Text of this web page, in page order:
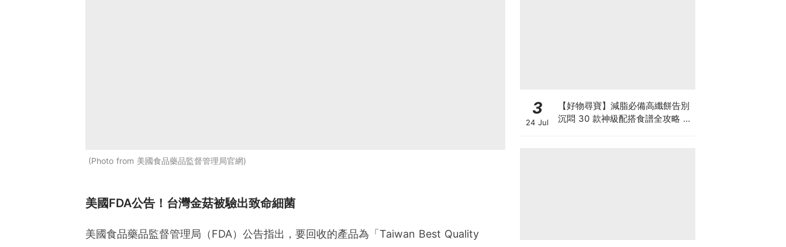
Photo from 美國食品藥品監督管理局官網
美國FDA公告！台灣金菇被驗出致命細菌
美國食品藥品監督管理局（FDA）公告指出，要回收的產品為「Taiwan Best Quality
3
24 Jul
【好物尋寶】減脂必備高纖餅告別
沉悶 30 款神級配搭食譜全攻略 日